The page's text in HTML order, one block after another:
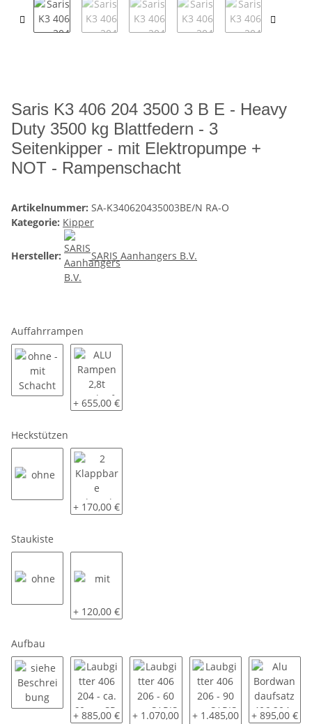
Saris K3 406 204 3500 3 B E - Heavy
Duty 3500 kg Blattfedern - 3
Seitenkipper - mit Elektropumpe +
NOT - Rampenschacht
Artikelnummer: SA-K340620435003BE/N RA-O
Kategorie: Kipper
Hersteller: SARIS Aanhangers B.V.
Auffahrrampen
ohne - mit Schacht
ALU Rampen 2,8t Tragkraft ( im Schacht unter der
+ 655,00 €
Heckstützen
2 Klappbare Schwerlaststützen
+ 170,00 €
Staukiste
mit
+ 120,00 €
Aufbau
siehe Beschreibung
Laubgitter 406 204 - ca. 60 cm SP-Line - montiert
+ 885,00 € Laubgitter 406 206 - 60 cm SARIS -
+ 1.070,00
Laubgitter 406 206 - 90
+ 1.485,00
Alu
+ 895,00 €